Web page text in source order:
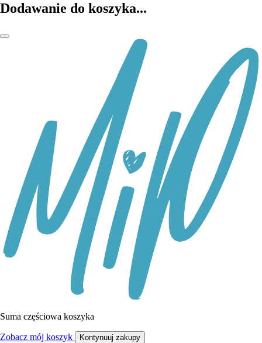
Dodawanie do koszyka...
Suma częściowa koszyka
Zobacz mój koszyk Kontynuuj zakupy